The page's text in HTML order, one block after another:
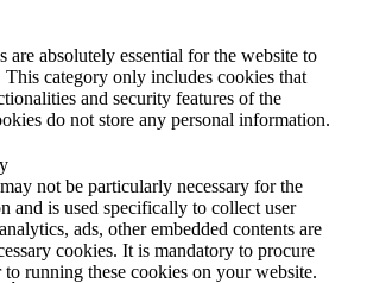
are absolutely essential for the website to
category only includes cookies that
and security features of the
do not store any personal information.
not be particularly necessary for the
and is used specifically to collect user
ads, other embedded contents are
cookies. It is mandatory to procure
to running these cookies on your website.